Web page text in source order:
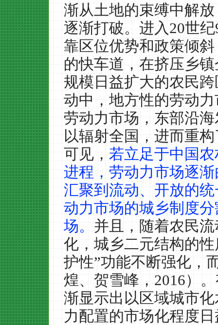
渐从土地的束缚中解
逐渐打破。进入20世纪
靠区位优势和政策倾
的快车道，在挤压乡
规模日益扩大的农民
动中，地方性的劳动
劳动力市场，东部沿
以辐射全国，进而重
可见，若立足于中国
进程，劳动力市场逐
汇聚到流动、开放的
动力市场的城乡制度
场。并且，随着农民
化，城乡二元结构的
护性”功能不断强化，
煌、贺雪峰，2016）
渐显示出以区域城市
力配置的市场化程度